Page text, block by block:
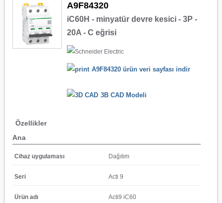
A9F84320
iC60H - minyatür devre kesici - 3P -
20A - C eğrisi
A9F84320 ürün veri sayfası indir
3B CAD Modeli
Özellikler
Ana
Cihaz uygulaması Dağıtım
Seri Acti 9
Ürün adı Acti9 iC60